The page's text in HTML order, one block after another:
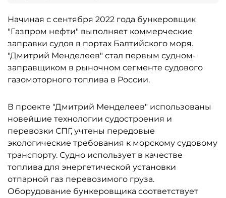
Начиная с сентября 2022 года бункеровщик
"Газпром нефти" выполняет коммерческие
заправки судов в портах Балтийского моря.
"Дмитрий Менделеев" стал первым судном-
заправщиком в рыночном сегменте судового
газомоторного топлива в России.
В проекте "Дмитрий Менделеев" использованы
новейшие технологии судостроения и
перевозки СПГ, учтены передовые
экологические требования к морскому судовому
транспорту. Судно использует в качестве
топлива для энергетической установки
отпарной газ перевозимого груза.
Оборудование бункеровщика соответствует